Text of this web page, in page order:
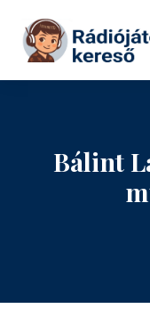
Tovább a tartalomhoz
Bálint